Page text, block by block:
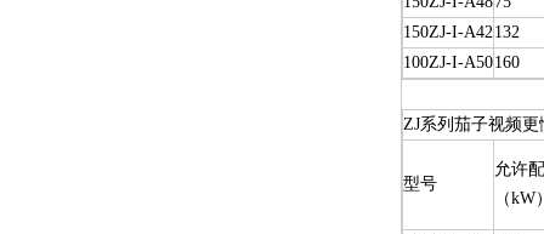
150ZJ-I-A42132
100ZJ-I-A50160
ZJ系列茄子视频
型号
允许
（kW